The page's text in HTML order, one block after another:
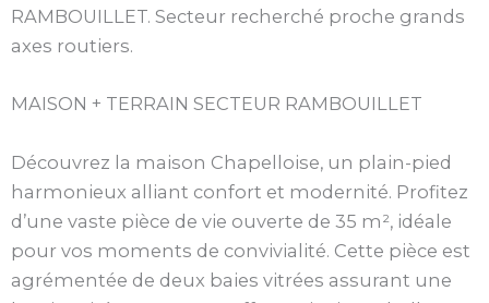
RAMBOUILLET. Secteur recherché proche grands
axes routiers.
MAISON + TERRAIN SECTEUR RAMBOUILLET
Découvrez la maison Chapelloise, un plain-pied
harmonieux alliant confort et modernité. Profitez
d’une vaste pièce de vie ouverte de 35 m², idéale
pour vos moments de convivialité. Cette pièce est
agrémentée de deux baies vitrées assurant une